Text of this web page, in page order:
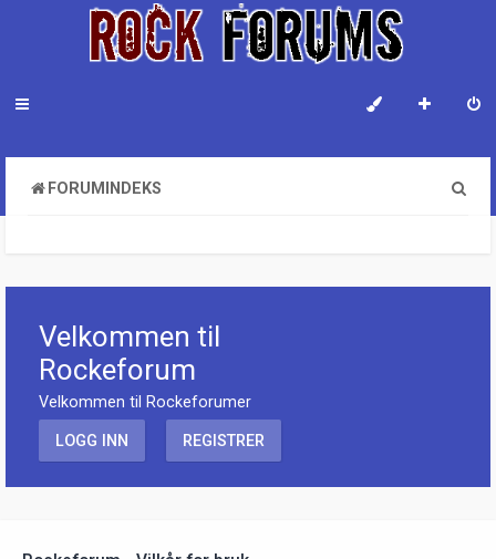
FORUMINDEKS
Velkommen til
Rockeforum
Velkommen til Rockeforumer
LOGG INN REGISTRER